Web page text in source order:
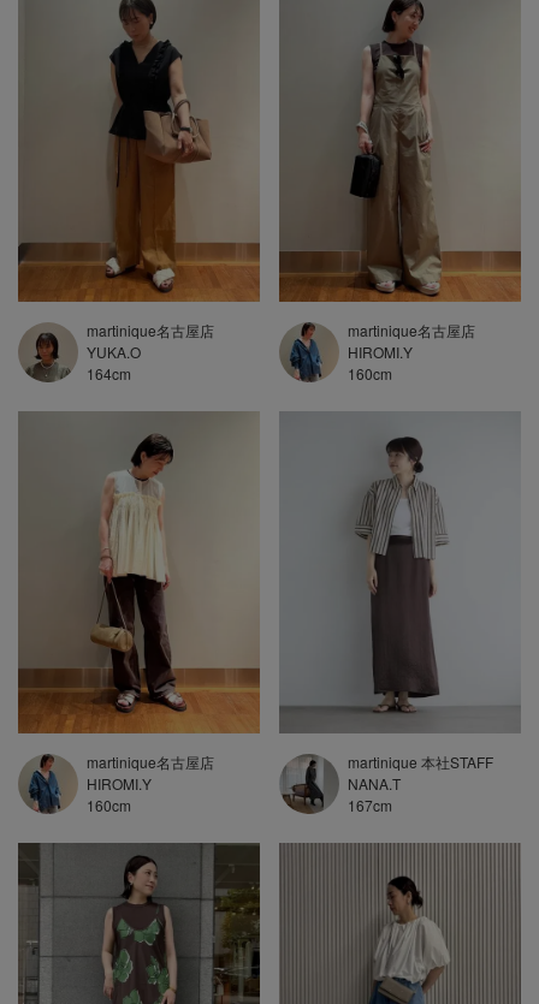
YUKA.O
martinique名古屋店
164cm
HIROMI.Y
martinique名古屋店
160cm
HIROMI.Y
martinique名古屋店
160cm
NANA.T
martinique 本社STAFF
167cm